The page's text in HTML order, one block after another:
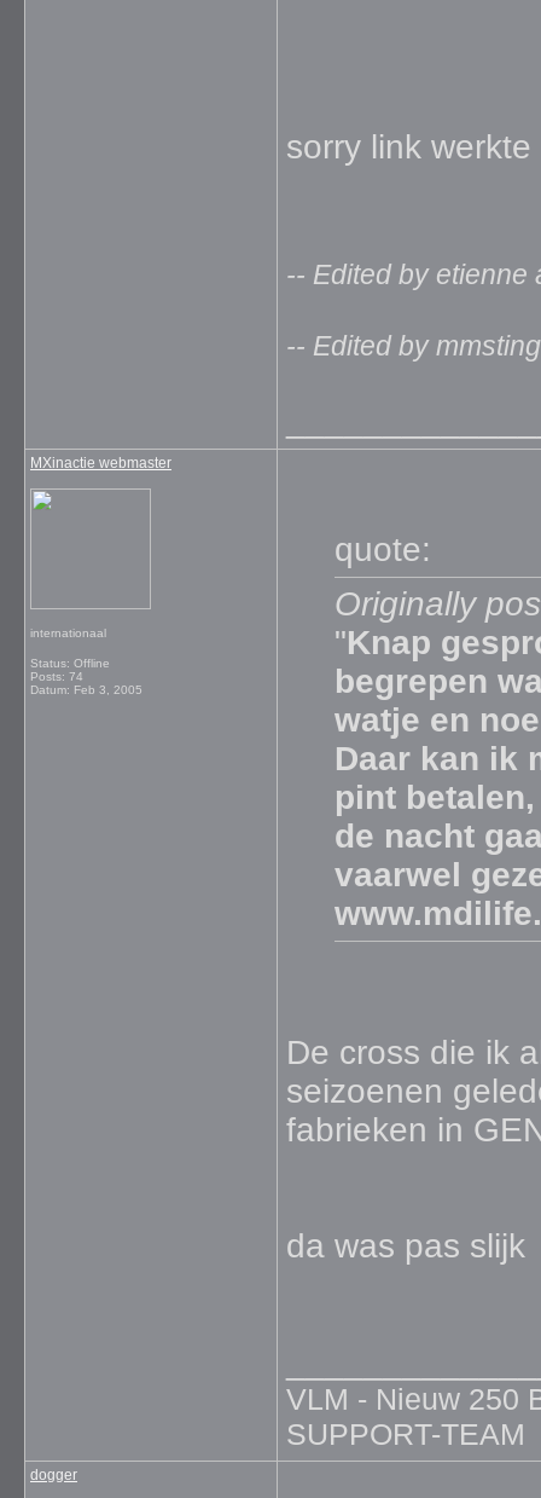
sorry link
-- Edited by etienne
-- Edited by
MXinactie webmaster
internationaal
Status: Offline
Posts: 74
Datum: Feb 3, 2005
quote:
Originally
"Knap
begrepen
watje en
Daar kan ik
pint
de nacht
vaarwel
De cross die ik
seizoenen
fabrieken in
da was pas slijk
VLM - Nieuw 250
SUPPORT-TEAM
dogger